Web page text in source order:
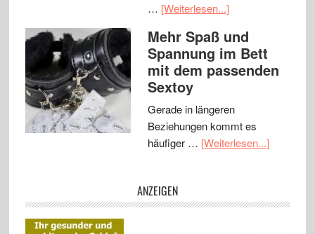
… [Weiterlesen...]
Mehr Spaß und
Spannung im Bett
mit dem passenden
Sextoy
Gerade in längeren
Beziehungen kommt es
häufiger … [Weiterlesen...]
ANZEIGEN